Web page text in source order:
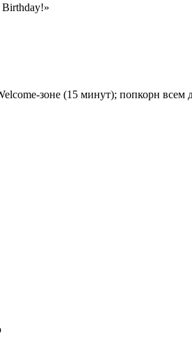
зоне (15 минут); попкорн